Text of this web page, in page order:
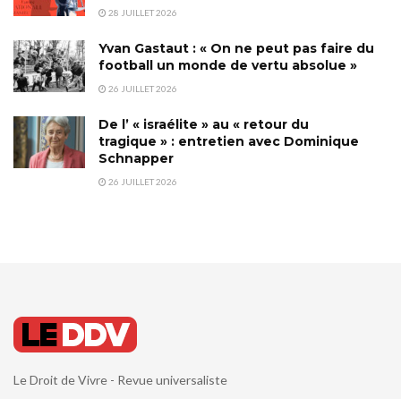
28 JUILLET 2026
Yvan Gastaut : « On ne peut pas faire du
football un monde de vertu absolue »
26 JUILLET 2026
De l’ « israélite » au « retour du
tragique » : entretien avec Dominique
Schnapper
26 JUILLET 2026
Le Droit de Vivre - Revue universaliste